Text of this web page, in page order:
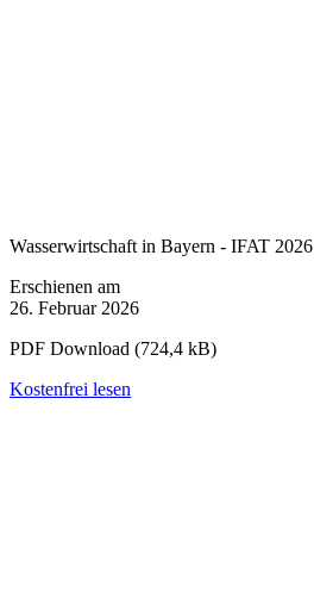
Wasserwirtschaft in Bayern - IFAT 2026
Erschienen am
26. Februar 2026
PDF Download (724,4 kB)
Kostenfrei lesen